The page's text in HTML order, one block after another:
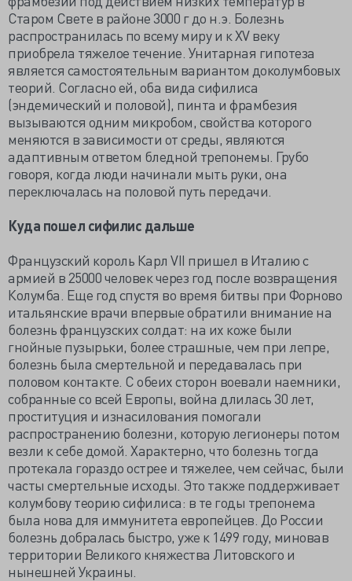
Старом Свете в районе 3000 г до н.э. Болезнь
распространилась по всему миру и к XV веку
приобрела тяжелое течение. Унитарная гипотеза
является самостоятельным вариантом доколумбовых
теорий. Согласно ей, оба вида сифилиса
(эндемический и половой), пинта и фрамбезия
вызываются одним микробом, свойства которого
меняются в зависимости от среды, являются
адаптивным ответом бледной трепонемы. Грубо
говоря, когда люди начинали мыть руки, она
переключалась на половой путь передачи.
Куда пошел сифилис дальше
Французский король Карл VII пришел в Италию с
армией в 25000 человек через год после возвращения
Колумба. Еще год спустя во время битвы при Форново
итальянские врачи впервые обратили внимание на
болезнь французских солдат: на их коже были
гнойные пузырьки, более страшные, чем при лепре,
болезнь была смертельной и передавалась при
половом контакте. С обеих сторон воевали наемники,
собранные со всей Европы, война длилась 30 лет,
проституция и изнасилования помогали
распространению болезни, которую легионеры потом
везли к себе домой. Характерно, что болезнь тогда
протекала гораздо острее и тяжелее, чем сейчас, были
часты смертельные исходы. Это также поддерживает
колумбову теорию сифилиса: в те годы трепонема
была нова для иммунитета европейцев. До России
болезнь добралась быстро, уже к 1499 году, миновав
территории Великого княжества Литовского и
нынешней Украины.